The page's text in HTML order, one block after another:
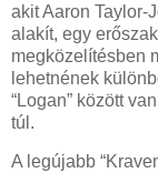
akit Aaron Taylor-
alakít, egy
megközelítésben
lehetnének
“Logan” között
túl.
A legújabb